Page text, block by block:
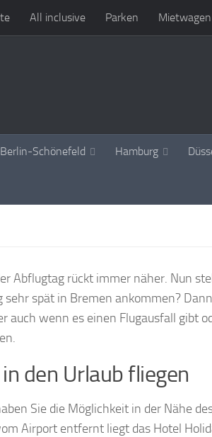
All inclusive Parken Mietwagen
Berlin-Schönefeld Hamburg
Abflugtag rückt immer näher. Nun
spät in Bremen ankommen?
auch wenn es einen Flugausfall gibt
den Urlaub fliegen
Sie die Möglichkeit in der Nähe
Airport entfernt liegt das Hotel